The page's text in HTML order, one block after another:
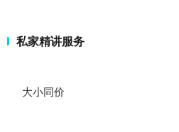
私家精讲服务
大小同价